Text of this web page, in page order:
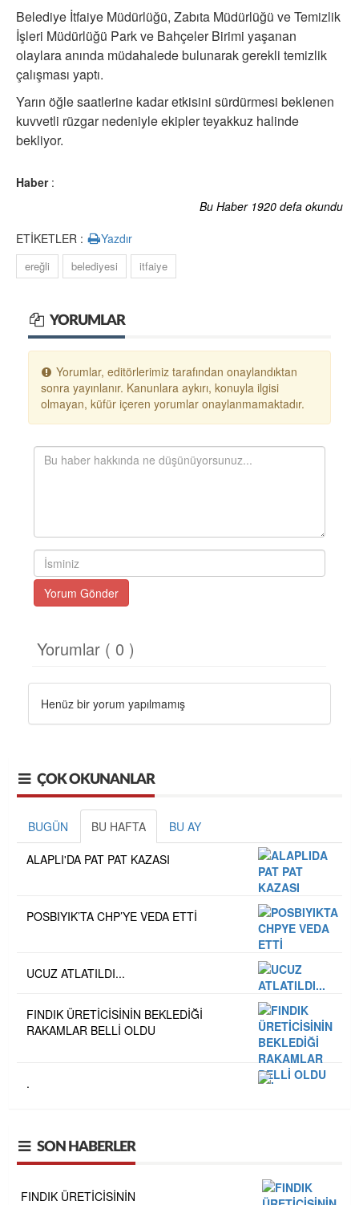
Belediye İtfaiye Müdürlüğü, Zabıta Müdürlüğü ve Temizlik
İşleri Müdürlüğü Park ve Bahçeler Birimi yaşanan
olaylara anında müdahalede bulunarak gerekli temizlik
çalışması yaptı.
Yarın öğle saatlerine kadar etkisini sürdürmesi beklenen
kuvvetli rüzgar nedeniyle ekipler teyakkuz halinde
bekliyor.
Haber:
Bu Haber 1920 defa okundu
ETİKETLER :
Yazdır
ereğli belediyesi itfaiye
YORUMLAR
Yorumlar, editörlerimiz tarafından onaylandıktan
sonra yayınlanır. Kanunlara aykırı, konuyla ilgisi
olmayan, küfür içeren yorumlar onaylanmamaktadır.
Yorum Gönder
Yorumlar ( 0 )
Henüz bir yorum yapılmamış
ÇOK OKUNANLAR
BUGÜN BU HAFTA BU AY
ALAPLI'DA PAT PAT KAZASI
POSBIYIK’TA CHP’YE VEDA ETTİ
UCUZ ATLATILDI...
FINDIK ÜRETİCİSİNİN BEKLEDİĞİ
RAKAMLAR BELLİ OLDU
.
SON HABERLER
FINDIK ÜRETİCİSİNİN